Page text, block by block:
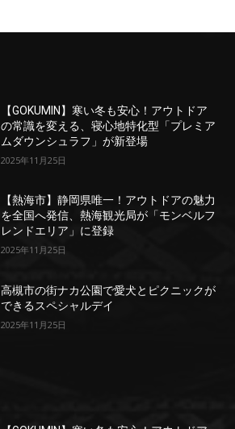
【GOKUMIN】寒い冬も安心！アウトドア
の常識を変える、寝心地特化型「プレミア
ムダウンシュラフ」が新登場
2025年11月25日
【熱海市】静岡県唯一！アウトドアの魅力
を全国へ発信、熱海観光局が「モンベルフ
レンドエリア」に登録
2025年11月25日
高槻市の街ナカ公園で愛犬とピクニックが
できるスペシャルデイ
2025年11月25日